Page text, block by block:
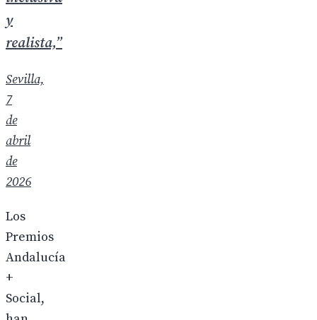
y
realista,”
Sevilla,
7
de
abril
de
2026
Los
Premios
Andalucía
+
Social,